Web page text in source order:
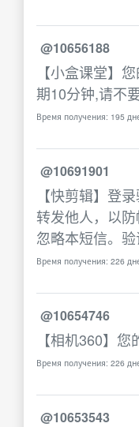
@10656188
【小盒课堂】
期10分钟,请不
Время получения: 195
@10691901
【快剪辑】登
转发他人，以
忽略本短信。验
Время получения: 226
@10654746
【相机360】
Время получения: 226
@10653543